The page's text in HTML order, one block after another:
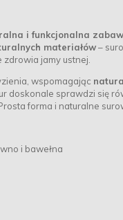
i funkcjonalna
materiałów–
jamy ustnej.
wspomagając
doskonale sprawdzi się
forma i naturalne
i bawełna